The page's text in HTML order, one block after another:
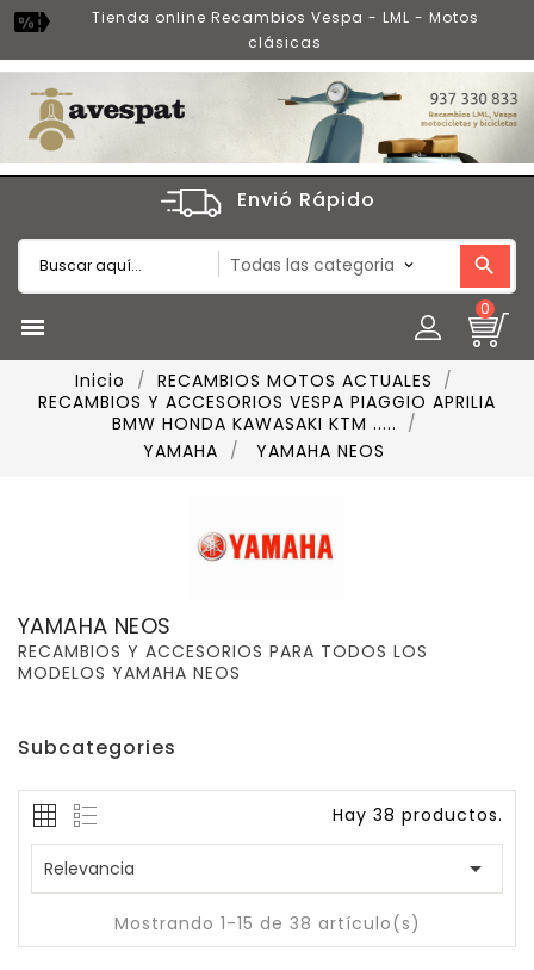
Tienda online Recambios Vespa - LML - Motos
clásicas
Envió Rápido

0
Inicio
RECAMBIOS MOTOS ACTUALES
RECAMBIOS Y ACCESORIOS VESPA PIAGGIO APRILIA
BMW HONDA KAWASAKI KTM .....
YAMAHA
YAMAHA NEOS
YAMAHA NEOS
RECAMBIOS Y ACCESORIOS PARA TODOS LOS
MODELOS YAMAHA NEOS
Subcategories
Hay 38 productos.
Relevancia 
Mostrando 1-15 de 38 artículo(s)